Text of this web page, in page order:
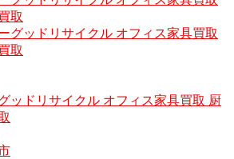
取
グッドリサイクル オフィス家具買取
取
ッドリサイクル オフィス家具買取 厨